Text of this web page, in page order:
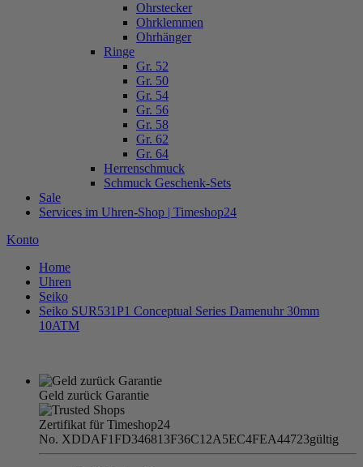
Ohrstecker
Ohrklemmen
Ohrhänger
Ringe
Gr. 52
Gr. 50
Gr. 54
Gr. 56
Gr. 58
Gr. 62
Gr. 64
Herrenschmuck
Schmuck Geschenk-Sets
Sale
Services im Uhren-Shop | Timeshop24
Konto
Home
Uhren
Seiko
Seiko SUR531P1 Conceptual Series Damenuhr 30mm
10ATM
Geld zurück Garantie
Zertifikat für Timeshop24
No. XDDAF1FD346813F36C12A5EC4FEA44723gültig